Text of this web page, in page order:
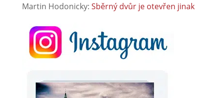
Martin Hodonicky: Sběrný dvůr je otevřen jinak